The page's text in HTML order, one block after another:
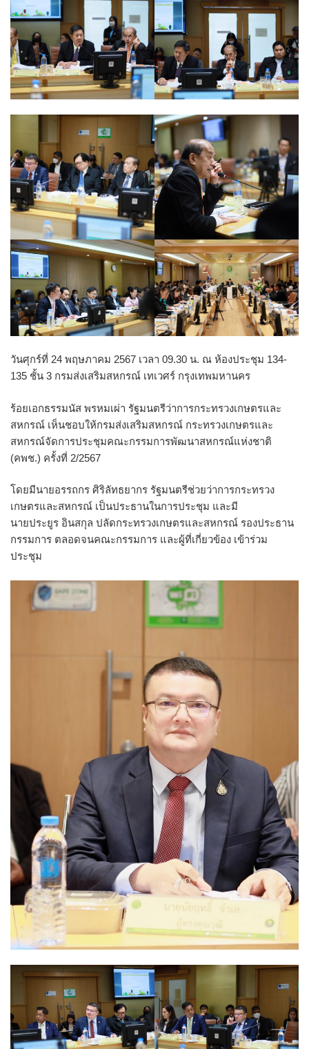
วันศุกร์ที่ 24 พฤษภาคม 2567 เวลา 09.30 น. ณ ห้องประชุม 134-
135 ชั้น 3 กรมส่งเสริมสหกรณ์ เทเวศร์ กรุงเทพมหานคร
ร้อยเอกธรรมนัส พรหมเผ่า รัฐมนตรีว่าการกระทรวงเกษตรและ
สหกรณ์ เห็นชอบให้กรมส่งเสริมสหกรณ์ กระทรวงเกษตรและ
สหกรณ์จัดการประชุมคณะกรรมการพัฒนาสหกรณ์แห่งชาติ
(คพช.) ครั้งที่ 2/2567
โดยมีนายอรรถกร ศิริลัทธยากร รัฐมนตรีช่วยว่าการกระทรวง
เกษตรและสหกรณ์ เป็นประธานในการประชุม และมี
นายประยูร อินสกุล ปลัดกระทรวงเกษตรและสหกรณ์ รองประธาน
กรรมการ ตลอดจนคณะกรรมการ และผู้ที่เกี่ยวข้อง เข้าร่วม
ประชุม